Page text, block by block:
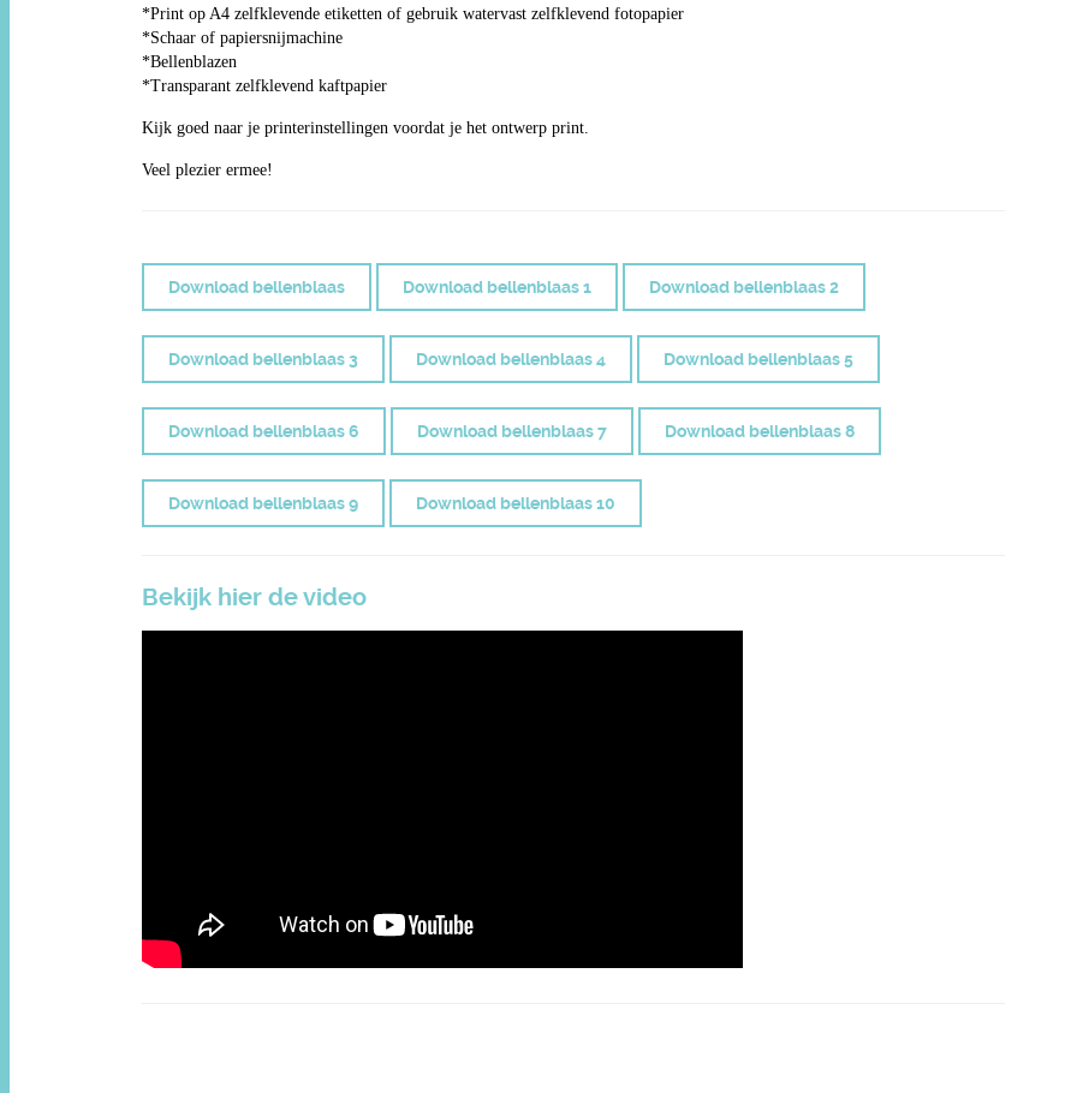
*Print op A4 zelfklevende etiketten of gebruik watervast zelfklevend fotopapier
*Schaar of papiersnijmachine
*Bellenblazen
*Transparant zelfklevend kaftpapier
Kijk goed naar je printerinstellingen voordat je het ontwerp print.
Veel plezier ermee!
Download bellenblaas Download bellenblaas 1 Download bellenblaas 2
Download bellenblaas 3 Download bellenblaas 4 Download bellenblaas 5
Download bellenblaas 6 Download bellenblaas 7 Download bellenblaas 8
Download bellenblaas 9 Download bellenblaas 10
Bekijk hier de video